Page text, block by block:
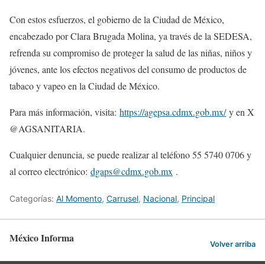
Con estos esfuerzos, el gobierno de la Ciudad de México,
encabezado por Clara Brugada Molina, ya través de la SEDESA,
refrenda su compromiso de proteger la salud de las niñas, niños y
jóvenes, ante los efectos negativos del consumo de productos de
tabaco y vapeo en la Ciudad de México.
Para más información, visita: https://agepsa.cdmx.gob.mx/y en X
@AGSANITARIA.
Cualquier denuncia, se puede realizar al teléfono 55 5740 0706 y
al correo electrónico: dgaps@cdmx.gob.mx .
Categorías: Al Momento, Carrusel, Nacional, Principal
México Informa Volver arriba